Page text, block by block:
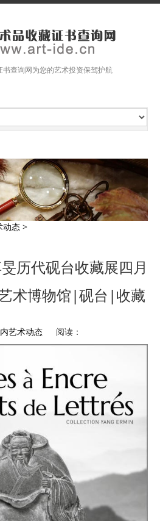
书查询网为您的艺术投资保驾护航
动态 >
历代砚台收藏展四月
术博物馆|砚台|收藏
艺术动态 阅读：